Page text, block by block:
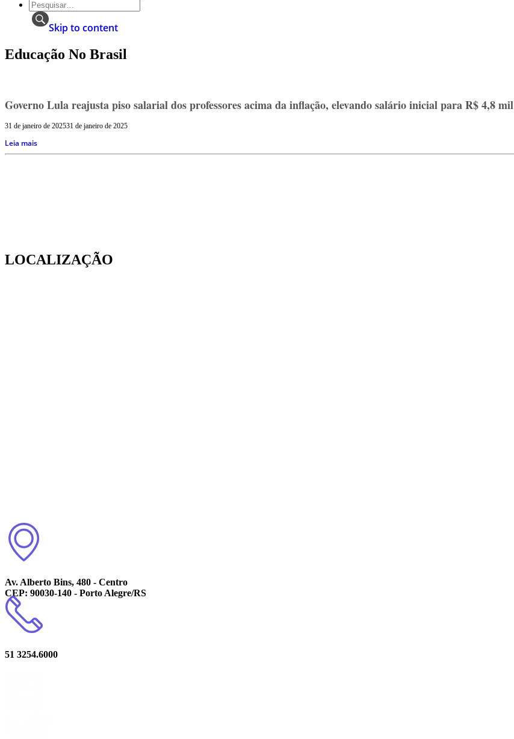
Skip to content
Educação No Brasil
Governo Lula reajusta piso salarial dos professores acima da inflação, elevando salário inicial para R$ 4,8 mil
31 de janeiro de 202531 de janeiro de 2025
Leia mais
LOCALIZAÇÃO
Av. Alberto Bins, 480 - Centro
CEP: 90030-140 - Porto Alegre/RS
51 3254.6000